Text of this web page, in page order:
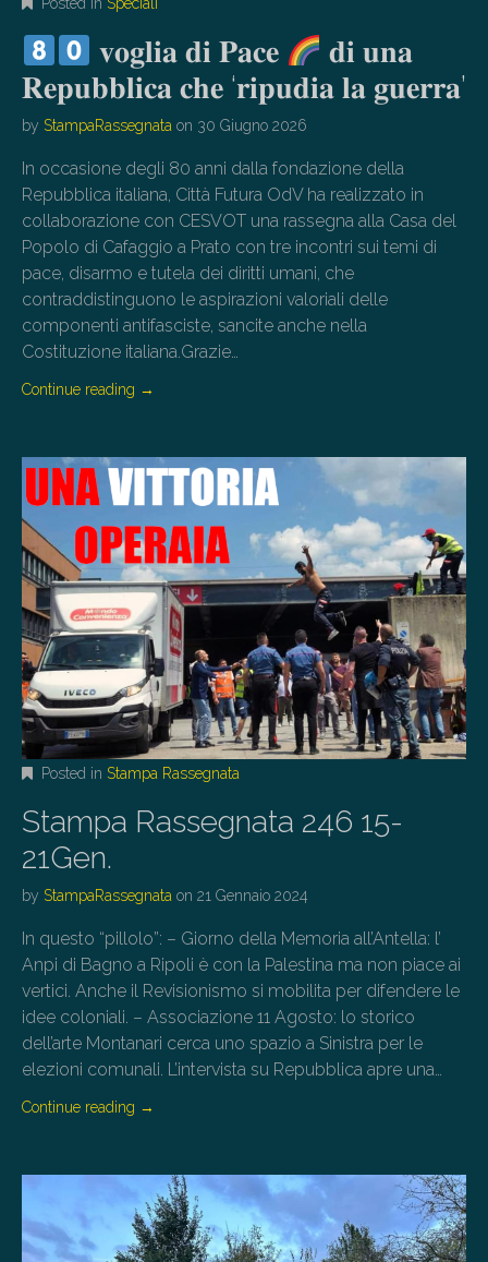
𝐯𝐨𝐠𝐥𝐢𝐚 𝐝𝐢 𝐏𝐚𝐜𝐞
𝐝𝐢 𝐮𝐧𝐚
𝐑𝐞𝐩𝐮𝐛𝐛𝐥𝐢𝐜𝐚 𝐜𝐡𝐞 ‘𝐫𝐢𝐩𝐮𝐝𝐢𝐚 𝐥𝐚 𝐠𝐮𝐞𝐫𝐫𝐚’
by StampaRassegnata on 30 Giugno 2026
In occasione degli 80 anni dalla fondazione della
Repubblica italiana, Città Futura OdV ha realizzato in
collaborazione con CESVOT una rassegna alla Casa del
Popolo di Cafaggio a Prato con tre incontri sui temi di
pace, disarmo e tutela dei diritti umani, che
contraddistinguono le aspirazioni valoriali delle
componenti antifasciste, sancite anche nella
Costituzione italiana.Grazie…
Continue reading →
Posted in Stampa Rassegnata
Stampa Rassegnata 246 15-
21Gen.
by StampaRassegnata on 21 Gennaio 2024
In questo “pillolo”: – Giorno della Memoria all’Antella: l’
Anpi di Bagno a Ripoli è con la Palestina ma non piace ai
vertici. Anche il Revisionismo si mobilita per difendere le
idee coloniali. – Associazione 11 Agosto: lo storico
dell’arte Montanari cerca uno spazio a Sinistra per le
elezioni comunali. L’intervista su Repubblica apre una…
Continue reading →